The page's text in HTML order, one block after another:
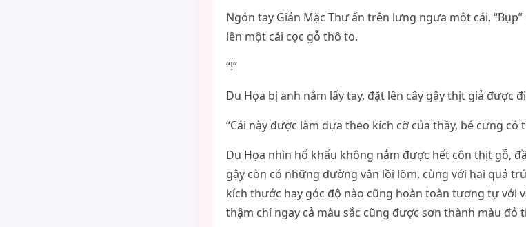
Ngón tay Giản Mặc Thư ấn trên lưng ngựa một cái,
lên một cái cọc gỗ thô to.
“!”
Du Họa bị anh nắm lấy tay, đặt lên cây gậy thịt giả được
“Cái này được làm dựa theo kích cỡ của thầy, bé cưng có
Du Họa nhìn hổ khẩu không nắm được hết côn thịt gỗ,
gậy còn có những đường vân lồi lõm, cùng với hai quả
kích thước hay góc độ nào cũng hoàn toàn tương tự với
thậm chí ngay cả màu sắc cũng được sơn thành màu đỏ